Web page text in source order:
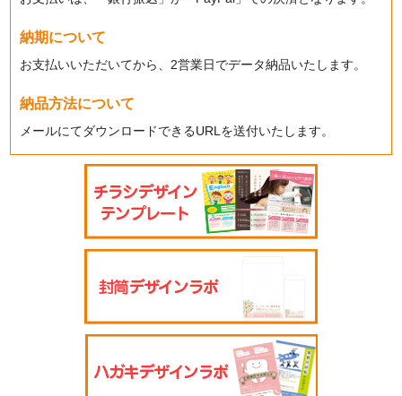
納期について
お支払いいただいてから、2営業日でデータ納品いたします。
納品方法について
メールにてダウンロードできるURLを送付いたします。